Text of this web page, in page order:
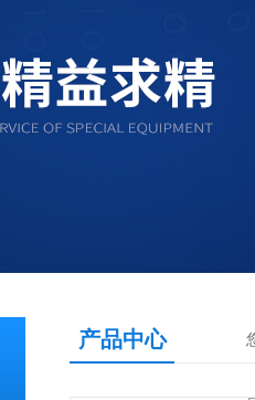
产品中心